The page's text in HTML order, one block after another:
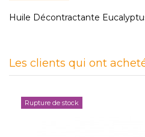
Huile Décontractante
Les clients qui ont
Rupture de stock